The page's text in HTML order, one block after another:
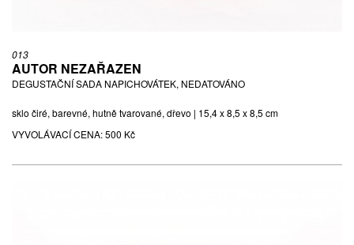
013
AUTOR NEZAŘAZEN
DEGUSTAČNÍ SADA NAPICHOVÁTEK, NEDATOVÁNO
sklo čiré, barevné, hutně tvarované, dřevo | 15,4 x 8,5 x 8,5 cm
VYVOLÁVACÍ CENA:500 Kč